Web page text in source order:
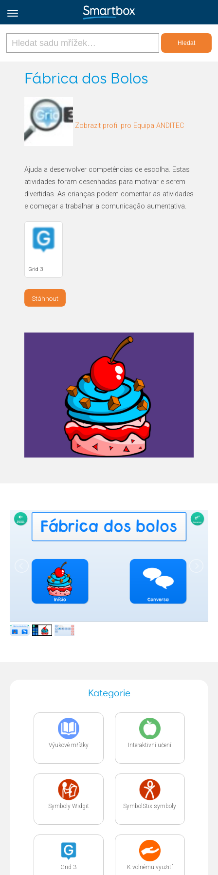
Online Grids
Zaregistrovat se
Fábrica dos Bolos
Zobrazit profil pro Equipa ANDITEC
Ajuda a desenvolver competências de escolha. Estas
atividades foram desenhadas para motivar e serem
divertidas. As crianças podem comentar as atividades
e começar a trabalhar a comunicação aumentativa.
Grid 3
Stáhnout
Kategorie
Výukové mřížky Interaktivní učení
Symboly Widgit SymbolStix symboly
Grid 3 K volnému využití